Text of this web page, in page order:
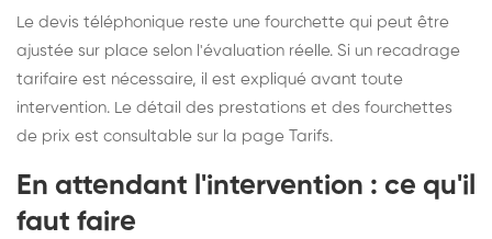
Le devis téléphonique reste une fourchette qui peut être
ajustée sur place selon l'évaluation réelle. Si un recadrage
tarifaire est nécessaire, il est expliqué avant toute
intervention. Le détail des prestations et des fourchettes
de prix est consultable sur la page Tarifs.
En attendant l'intervention : ce qu'il
faut faire